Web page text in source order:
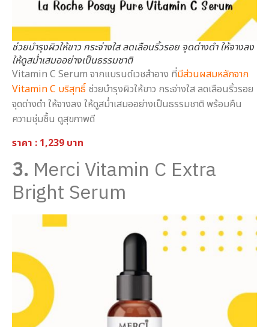
ช่วยบำรุงผิวให้ขาว กระจ่างใส ลดเลือนริ้วรอย จุดด่างดำ ให้จางลง
ให้ดูสม่ำเสมออย่างเป็นธรรมชาติ
Vitamin C Serum จากแบรนด์เวชสำอาง ที่มีส่วนผสมหลักจาก
Vitamin C บริสุทธิ์ ช่วยบำรุงผิวให้ขาว กระจ่างใส ลดเลือนริ้วรอย
จุดด่างดำ ให้จางลง ให้ดูสม่ำเสมออย่างเป็นธรรมชาติ พร้อมคืน
ความชุ่มชื้น ดูสุขภาพดี
ราคา : 1,239 บาท
3. Merci Vitamin C Extra
Bright Serum